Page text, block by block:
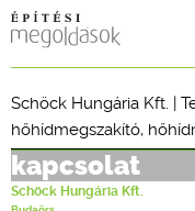
Schöck Hungária Kft. |
hőhídmegszakító,
kapcsolat
Schöck Hungária Kft.